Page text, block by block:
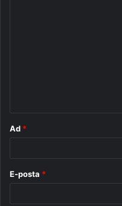
Ad *
E-posta *